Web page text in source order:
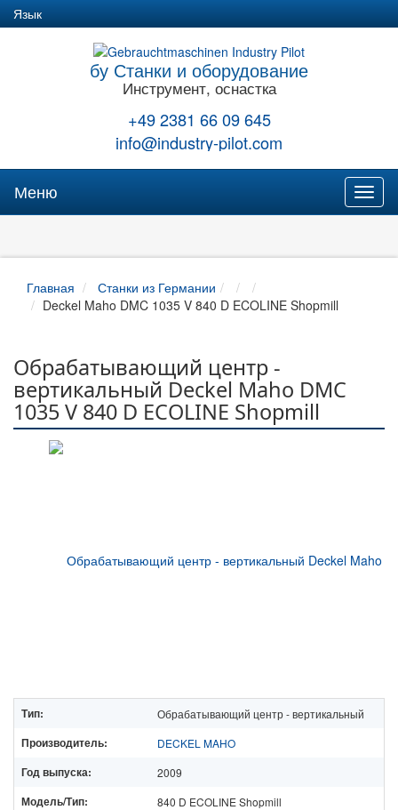
Язык
бу Станки и оборудование
Инструмент, оснастка
+49 2381 66 09 645
info@industry-pilot.com
Меню
Главная
Станки из Германии
Deckel Maho DMC 1035 V 840 D ECOLINE Shopmill
Обрабатывающий центр -
вертикальный Deckel Maho DMC
1035 V 840 D ECOLINE Shopmill
Тип: Обрабатывающий центр - вертикальный
Производитель: DECKEL MAHO
Год выпуска: 2009
Модель/Тип: 840 D ECOLINE Shopmill